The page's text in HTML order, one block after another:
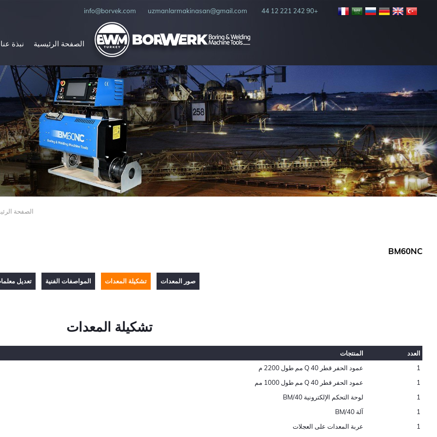
+90 242 221 12 44
uzmanlarmakinasan@gmail.com
info@borvek.com
الصفحة الرئيسية نبذة عنا
الصفحة
BM60NC
تعديل المواصفات الفنية تشكيلة المعدات صور المعدات
تشكيلة المعدات
العدد
المنتجات
1
عمود الحفر قطر Q 40 مم طول 2200 م
1
عمود الحفر قطر Q 40 مم طول 1000 مم
1
لوحة التحكم الإلكترونية BM/40
1
آلة BM/40
1
عربة المعدات على العجلات